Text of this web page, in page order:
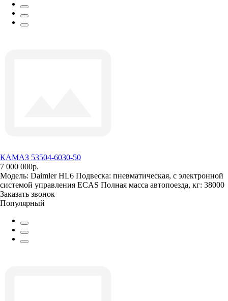
КАМАЗ 53504-6030-50
7 000 000р.
Модель: Daimler HL6 Подвеска: пневматическая, с электронной
системой управления ECAS Полная масса автопоезда, кг: 38000
Заказать звонок
Популярный